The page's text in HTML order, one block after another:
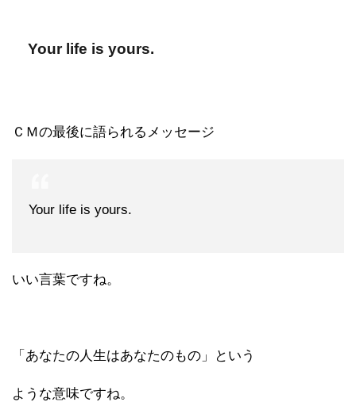
Your life is yours.
ＣＭの最後に語られるメッセージ
Your life is yours.
いい言葉ですね。
「あなたの人生はあなたのもの」という
ような意味ですね。